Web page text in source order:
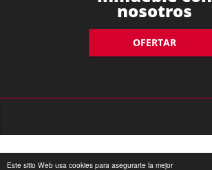
Este sitio Web usa cookies para asegurarte la mejor
nosotros
OFERTAR